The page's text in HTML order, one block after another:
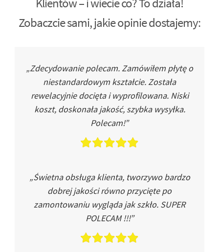
Zobaczcie sami, jakie opinie dostajemy:
„Zdecydowanie polecam. Zamówiłem płytę o
niestandardowym kształcie. Została
rewelacyjnie docięta i wyprofilowana. Niski
koszt, doskonała jakość, szybka wysyłka.
Polecam!”
„Świetna obsługa klienta, tworzywo bardzo
dobrej jakości równo przycięte po
zamontowaniu wygląda jak szkło. SUPER
POLECAM !!!”